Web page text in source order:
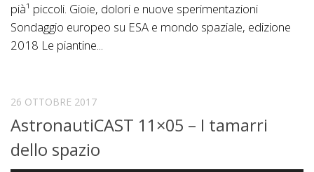
pià¹ piccoli. Gioie, dolori e nuove sperimentazioni
Sondaggio europeo su ESA e mondo spaziale, edizione
2018 Le piantine...
26 OTTOBRE 2017
AstronautiCAST 11×05 – I tamarri
dello spazio